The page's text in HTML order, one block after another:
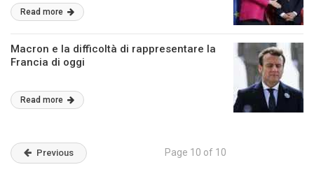
Read more
Macron e la difficoltà di rappresentare la
Francia di oggi
Read more
Previous Page 10 of 10